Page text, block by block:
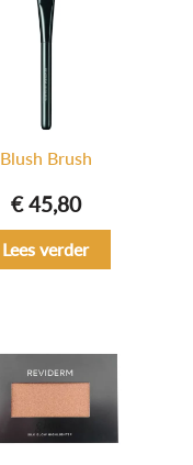
Blush Brush
€45,80
Lees verder